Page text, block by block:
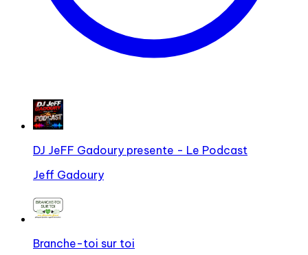
DJ JeFF Gadoury presente - Le Podcast
Jeff Gadoury
Branche-toi sur toi